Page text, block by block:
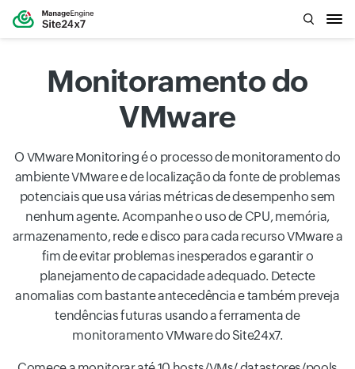
Monitoramento do
VMware
O VMware Monitoring é o processo de monitoramento do
ambiente VMware e de localização da fonte de problemas
potenciais que usa várias métricas de desempenho sem
nenhum agente. Acompanhe o uso de CPU, memória,
armazenamento, rede e disco para cada recurso VMware a
fim de evitar problemas inesperados e garantir o
planejamento de capacidade adequado. Detecte
anomalias com bastante antecedência e também preveja
tendências futuras usando a ferramenta de
monitoramento VMware do Site24x7.